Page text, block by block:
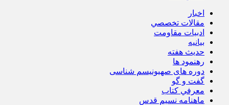
اخبار
مقالات تخصصي
ادبيات مقاومت
بيانيه
حديث هفته
رهنمود ها
دوره های صهیونیسم شناسی
گفت و گو
معرفي كتاب
ماهنامه نسيم قدس